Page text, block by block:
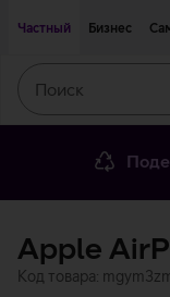
Частный
Бизнес
Apple
Код товара: